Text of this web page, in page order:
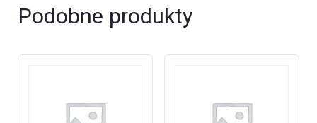
ml
Podobne produkty